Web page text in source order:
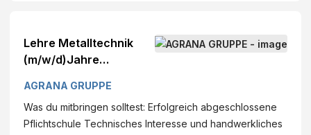
Lehre Metalltechnik
(m/w/d)Jahre
Stärke GmbH - Werk
Gmünd Standort:
ConrathstraßeGmünd,
AGRANA GRUPPE
Was du mitbringen solltest: Erfolgreich abgeschlossene
Pflichtschule Technisches Interesse und handwerkliches